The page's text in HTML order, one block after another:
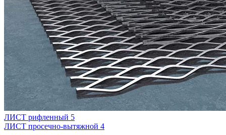
ЛИСТ рифленный 5
ЛИСТ просечно-вытяжной 4